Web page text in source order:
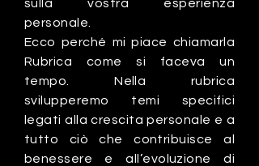
sulla vostra esperienza
personale.
Ecco perché mi piace chiamarla
Rubrica come si faceva un
tempo. Nella rubrica
svilupperemo temi specifici
legati alla crescita personale e a
tutto ciò che contribuisce al
benessere e all’evoluzione di